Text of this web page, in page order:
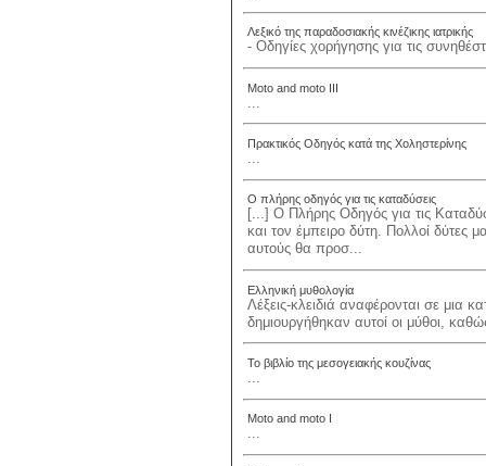
Λεξικό της παραδοσιακής κινέζικης ιατρικής
- Οδηγίες χορήγησης για τις
Moto and moto III
Πρακτικός Οδηγός κατά της Χοληστερίνης
Ο πλήρης οδηγός για τις καταδύσεις
[...] Ο Πλήρης Οδηγός για τις
και τον έμπειρο δύτη. Πολλοί δύτες
αυτούς θα προσ...
Ελληνική μυθολογία
Λέξεις-κλειδιά αναφέρονται σε μια
δημιουργήθηκαν αυτοί οι μύθοι,
Το βιβλίο της μεσογειακής κουζίνας
Moto and moto I
...